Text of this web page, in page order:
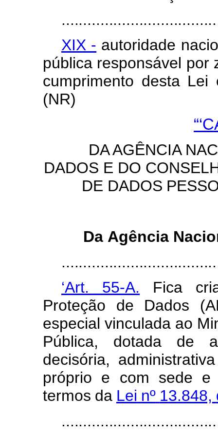
XIX - autoridade
pública responsável por
cumprimento desta Lei
(NR)
DA AGÊNCIA
DADOS E DO
DE DADOS
Da Agência
‘Art. 55-A. Fica
Proteção de Dados
especial vinculada ao
Pública,
dotada de
decisória, administrativa
próprio e com sede e
termos da Lei nº 13.848,